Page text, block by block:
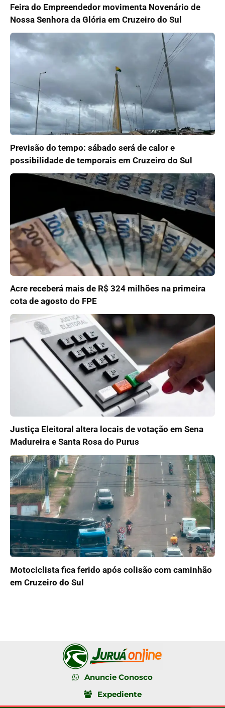
Feira do Empreendedor movimenta Novenário de
Nossa Senhora da Glória em Cruzeiro do Sul
Previsão do tempo: sábado será de calor e
possibilidade de temporais em Cruzeiro do Sul
Acre receberá mais de R$ 324 milhões na primeira
cota de agosto do FPE
Justiça Eleitoral altera locais de votação em Sena
Madureira e Santa Rosa do Purus
Motociclista fica ferido após colisão com caminhão
em Cruzeiro do Sul
Anuncie Conosco
Expediente